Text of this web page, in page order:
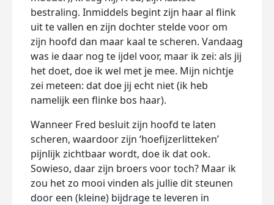
bestraling. Inmiddels begint zijn haar al flink
uit te vallen en zijn dochter stelde voor om
zijn hoofd dan maar kaal te scheren. Vandaag
was ie daar nog te ijdel voor, maar ik zei: als jij
het doet, doe ik wel met je mee. Mijn nichtje
zei meteen: dat doe jij echt niet (ik heb
namelijk een flinke bos haar).
Wanneer Fred besluit zijn hoofd te laten
scheren, waardoor zijn ‘hoefijzerlitteken’
pijnlijk zichtbaar wordt, doe ik dat ook.
Sowieso, daar zijn broers voor toch? Maar ik
zou het zo mooi vinden als jullie dit steunen
door een (kleine) bijdrage te leveren in